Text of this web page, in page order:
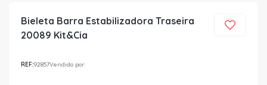
Bieleta Barra Estabilizadora Traseira
20089 Kit&Cia
REF:92857Vendido por: